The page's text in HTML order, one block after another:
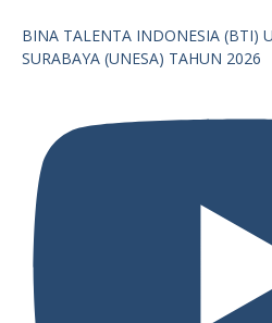
BINA TALENTA INDONESIA (BTI)
SURABAYA (UNESA) TAHUN 2026